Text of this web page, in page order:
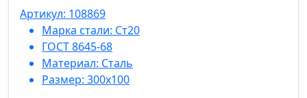
Артикул: 108869
Марка стали: Ст20
ГОСТ 8645-68
Материал: Сталь
Размер: 300х100